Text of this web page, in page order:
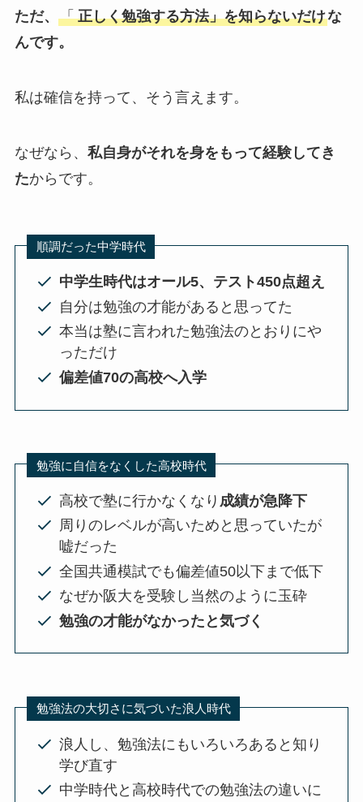
ただ、 「 正しく勉強する方法」を知らないだけな
んです。
私は確信を持って、そう言えます。
なぜなら、 私自身がそれを身をもって経験してき
たからです。
順調だった中学時代
中学生時代はオール5、テスト450点超え
自分は勉強の才能があると思ってた
本当は塾に言われた勉強法のとおりにや
っただけ
偏差値70の高校へ入学
勉強に自信をなくした高校時代
高校で塾に行かなくなり 成績が急降下
周りのレベルが高いためと思っていたが
嘘だった
全国共通模試でも偏差値50以下まで低下
なぜか阪大を受験し当然のように玉砕
勉強の才能がなかったと気づく
勉強法の大切さに気づいた浪人時代
浪人し、勉強法にもいろいろあると知り
学び直す
中学時代と高校時代での勉強法の違いに